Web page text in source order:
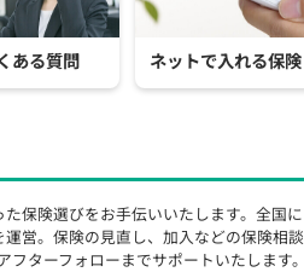
ある質問 ネットで入れる保険
保険選びをお手伝いいたします。全国に
営。保険の見直し、加入などの保険相談
ターフォローまでサポートいたします。